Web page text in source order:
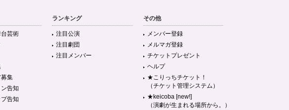
芸術
集
告知
告知
ランキング
注目公演
注目劇団
注目メンバー
その他
メンバー登録
メルマガ登録
チケットプレゼント
ヘルプ
★こりっちチケット！
（チケット管理システム）
★keicoba [new!]
（演劇が生まれる場所から。）